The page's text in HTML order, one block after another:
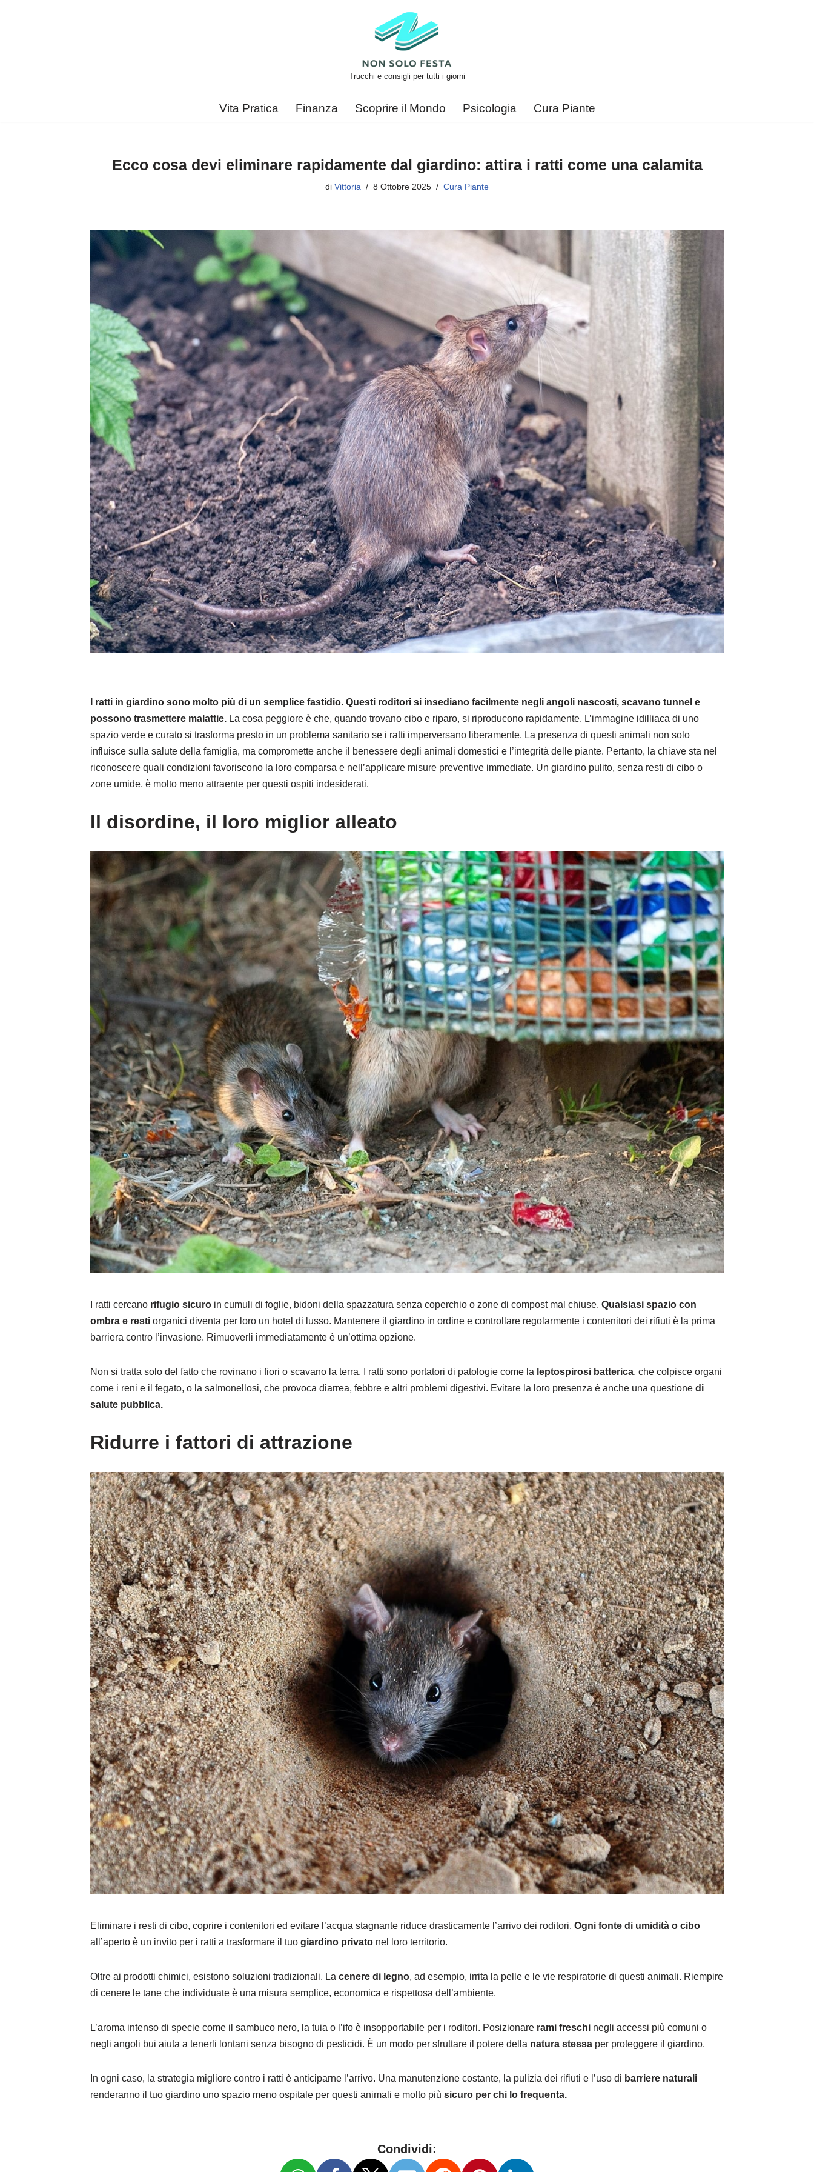
Trucchi e consigli per tutti i giorni
Vita Pratica Finanza Scoprire il Mondo Psicologia Cura Piante
Ecco cosa devi eliminare rapidamente dal giardino: attira i ratti come una calamita
di Vittoria 8 Ottobre 2025 Cura Piante
I ratti in giardino sono molto più di un semplice fastidio. Questi roditori si insediano facilmente negli angoli nascosti, scavano tunnel e
possono trasmettere malattie. La cosa peggiore è che, quando trovano cibo e riparo, si riproducono rapidamente. L’immagine idilliaca di uno
spazio verde e curato si trasforma presto in un problema sanitario se i ratti imperversano liberamente. La presenza di questi animali non solo
influisce sulla salute della famiglia, ma compromette anche il benessere degli animali domestici e l’integrità delle piante. Pertanto, la chiave sta nel
riconoscere quali condizioni favoriscono la loro comparsa e nell’applicare misure preventive immediate. Un giardino pulito, senza resti di cibo o
zone umide, è molto meno attraente per questi ospiti indesiderati.
Il disordine, il loro miglior alleato
I ratti cercano rifugio sicuro in cumuli di foglie, bidoni della spazzatura senza coperchio o zone di compost mal chiuse.Qualsiasi spazio con
ombra e resti organici diventa per loro un hotel di lusso. Mantenere il giardino in ordine e controllare regolarmente i contenitori dei rifiuti è la prima
barriera contro l’invasione. Rimuoverli immediatamente è un’ottima opzione.
Non si tratta solo del fatto che rovinano i fiori o scavano la terra. I ratti sono portatori di patologie come la leptospirosi batterica, che colpisce organi
come i reni e il fegato, o la salmonellosi, che provoca diarrea, febbre e altri problemi digestivi. Evitare la loro presenza è anche una questione di
salute pubblica.
Ridurre i fattori di attrazione
Eliminare i resti di cibo, coprire i contenitori ed evitare l’acqua stagnante riduce drasticamente l’arrivo dei roditori.Ogni fonte di umidità o cibo
all’aperto è un invito per i ratti a trasformare il tuogiardino privato nel loro territorio.
Oltre ai prodotti chimici, esistono soluzioni tradizionali. Lacenere di legno, ad esempio, irrita la pelle e le vie respiratorie di questi animali. Riempire
di cenere le tane che individuate è una misura semplice, economica e rispettosa dell’ambiente.
L’aroma intenso di specie come il sambuco nero, la tuia o l’ifo è insopportabile per i roditori. Posizionare rami freschi negli accessi più comuni o
negli angoli bui aiuta a tenerli lontani senza bisogno di pesticidi. È un modo per sfruttare il potere della natura stessa per proteggere il giardino.
In ogni caso, la strategia migliore contro i ratti è anticiparne l’arrivo. Una manutenzione costante, la pulizia dei rifiuti e l’uso di barriere naturali
renderanno il tuo giardino uno spazio meno ospitale per questi animali e molto piùsicuro per chi lo frequenta.
Condividi: